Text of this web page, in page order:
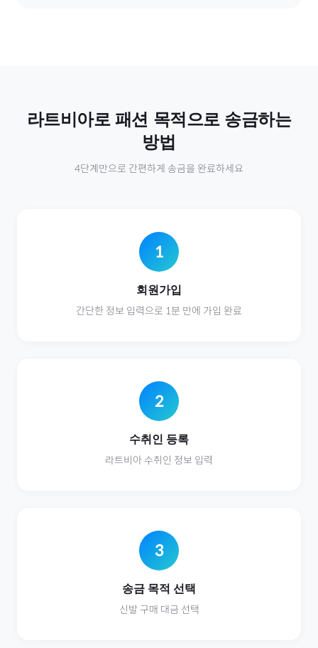
라트비아로 패션 목적으로 송금하는
방법
4단계만으로 간편하게 송금을 완료하세요
1
회원가입
간단한 정보 입력으로 1분 만에 가입 완료
2
수취인 등록
라트비아 수취인 정보 입력
3
송금 목적 선택
신발구매 대금 선택